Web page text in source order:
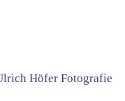
Höfer Fotografie